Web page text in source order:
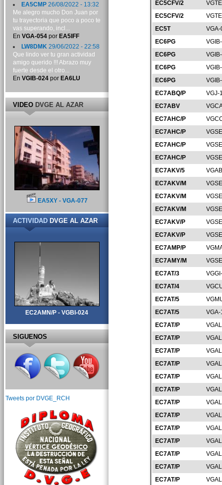
EC5CFV/2
EC5CFV/2
EC5T
EC6PG
EC6PG
EC6PG
EC6PG
EC7ABQ/P
VGJ-
EC7ABV
EC7AHC/P
EC7AHC/P
EC7AHC/P
EC7AHC/P
EC7AKV/5
EC7AKV/M
EC7AKV/M
EC7AKV/M
EC7AKV/P
EC7AKV/P
EC7AMP/P
EC7AMY/M
EC7AT/3
EC7AT/4
EC7AT/5
EC7AT/5
EC7AT/P
EC7AT/P
EC7AT/P
EC7AT/P
EC7AT/P
EC7AT/P
EC7AT/P
EC7AT/P
EC7AT/P
EC7AT/P
EC7AT/P
EC7AT/P
EC7AT/P
EA5CMP26/08/2022 - 13:32
Me alegro mucho Don Juan por
tu trayectoria que poco a poco te
vas superando, incl...
En VGA-054por EA5IFF
LW8DMK29/06/2022 - 22:58
Que lindo ver tu gran actividad
amigo querido !!! Abrazo muy
fuerte desde el otro...
En VGIB-024por EA6LU
VIDEODVGE AL AZAR
EA5XY - VGA-077
ACTIVIDADDVGE AL AZAR
EC2AMN/P - VGBI-024
SIGUENOS
Tweets por DVGE_RCH